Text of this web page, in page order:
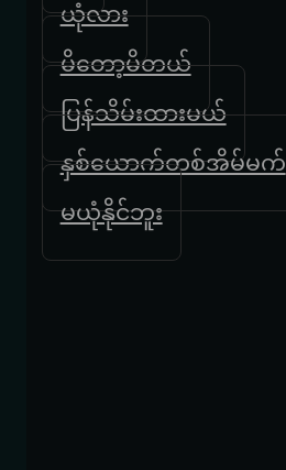
ယုံလား
မိတော့မိတယ်
ပြန်သိမ်းထားမယ်
နှစ်ယောက်တစ်အိမ်မက်
မယုံနိုင်ဘူး